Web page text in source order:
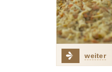
weiter